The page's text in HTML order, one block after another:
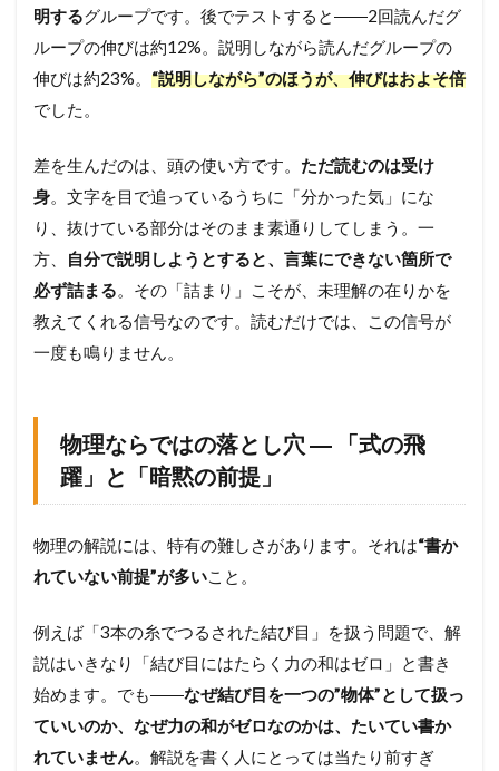
E
1
間
、
分
に
明
す
E
2
:
説
の
各
に
「
？
」
を
付
け
明するグループです。後でテストすると――2回読んだグ
ループの伸びは約12%。説明しながら読んだグループの
伸びは約23%。 “説明しながら”のほうが、伸びはおよそ倍
でした。
差を生んだのは、頭の使い方です。 ただ読むのは受け
身。文字を目で追っているうちに「分かった気」にな
り、抜けている部分はそのまま素通りしてしまう。一
方、
自分で説明しようとすると、言葉にできない箇所で
必ず詰まる。その「詰まり」こそが、未理解の在りかを
教えてくれる信号なのです。読むだけでは、この信号が
一度も鳴りません。
物理ならではの落とし穴 ― 「式の飛
躍」と「暗黙の前提」
物理の解説には、特有の難しさがあります。それは“書か
れていない前提”が多いこと。
例えば「3本の糸でつるされた結び目」を扱う問題で、解
説はいきなり「結び目にはたらく力の和はゼロ」と書き
始めます。でも――なぜ結び目を一つの”物体”として扱っ
ていいのか、なぜ力の和がゼロなのかは、たいてい書か
れていません。解説を書く人にとっては当たり前すぎ